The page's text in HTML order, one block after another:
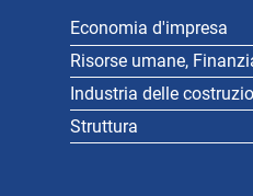
Economia d'impresa
Risorse umane,
Industria delle
Struttura